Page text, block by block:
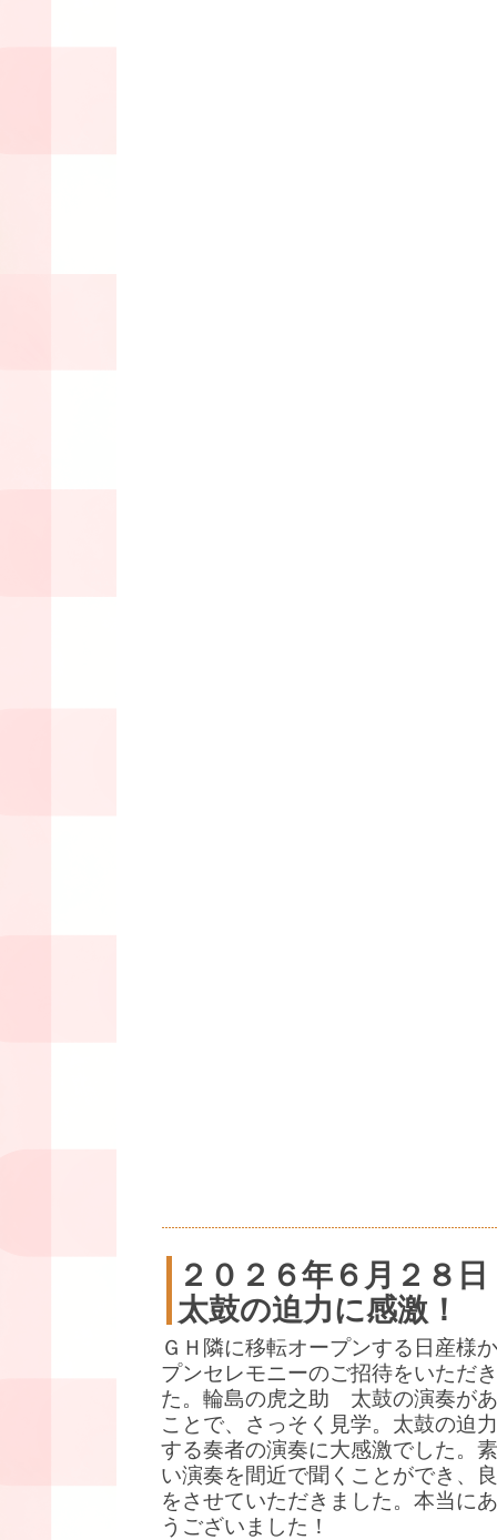
２０２６年６月２８日
太鼓の迫力に感激！
ＧＨ隣に移転オープンする日産様
プンセレモニーのご招待をいただ
た。輪島の虎之助 太鼓の演奏が
ことで、さっそく見学。太鼓の迫
する奏者の演奏に大感激でした。
い演奏を間近で聞くことができ、
をさせていただきました。本当に
うございました！